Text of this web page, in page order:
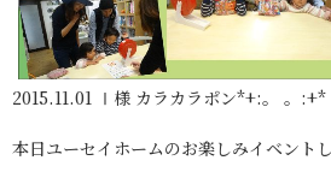
2015.11.01 Ⅰ様 カラカラポン*+:。 。:+*
本日ユーセイホームのお楽しみイベント